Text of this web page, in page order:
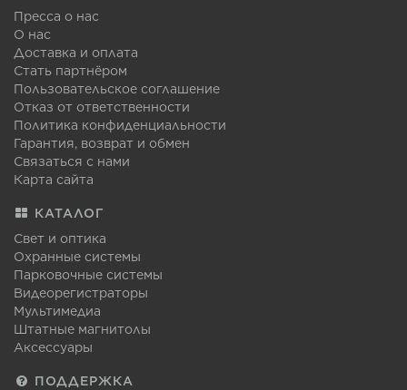
Пресса о нас
О нас
Доставка и оплата
Стать партнёром
Пользовательское соглашение
Отказ от ответственности
Политика конфиденциальности
Гарантия, возврат и обмен
Связаться с нами
Карта сайта
КАТАЛОГ
Свет и оптика
Охранные системы
Парковочные системы
Видеорегистраторы
Мультимедиа
Штатные магнитолы
Аксессуары
ПОДДЕРЖКА